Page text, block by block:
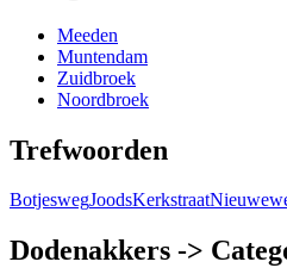
Meeden
Muntendam
Zuidbroek
Noordbroek
Trefwoorden
BotjeswegJoodsKerkstraat
Dodenakkers ->